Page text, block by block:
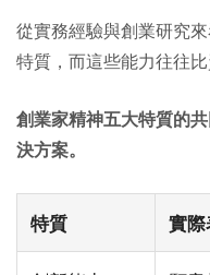
從實務經驗與創業研究
特質，而這些能力往往
創業家精神五大特質的
決方案。
特質 實